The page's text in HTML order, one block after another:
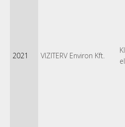
2021 VIZITERV Environ Kft.